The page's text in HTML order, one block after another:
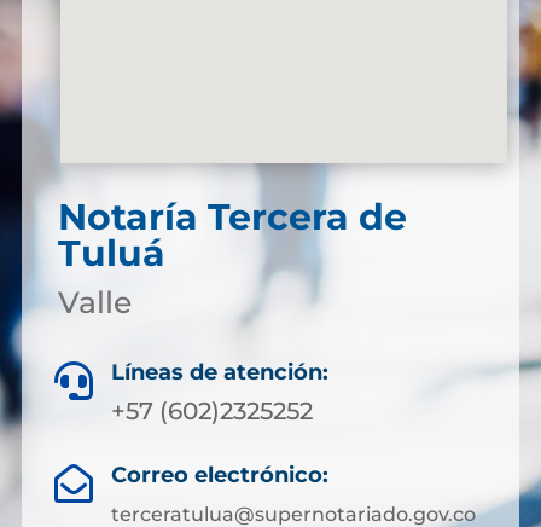
Notaría Tercera de
Tuluá
Valle
 Líneas de atención:
+57 (602)2325252
 Correo electrónico:
terceratulua@supernotariado.gov.co